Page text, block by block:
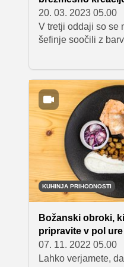
20. 03. 2023 05.00
V tretji oddaji so se
šefinje soočili z
vegetarijansko jed,
iz sestavin enake
Zmagovalca izziva
in Saš iz Litije, ki
navdušila z
jih postregla z
omako.
KUHINJA PRIHODNOSTI
Božanski obroki,
pripravite v pol ure
07. 11. 2022 05.00
Lahko verjamete,